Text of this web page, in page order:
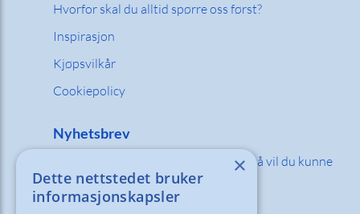
Hvorfor skal du alltid spørre oss først?
Inspirasjon
Kjøpsvilkår
Cookiepolicy
Nyhetsbrev
Fyll inn din e-post adresse nedenfor så vil du kunne
motta våre nyheter og tilbud!
×
Dette nettstedet bruker
informasjonskapsler